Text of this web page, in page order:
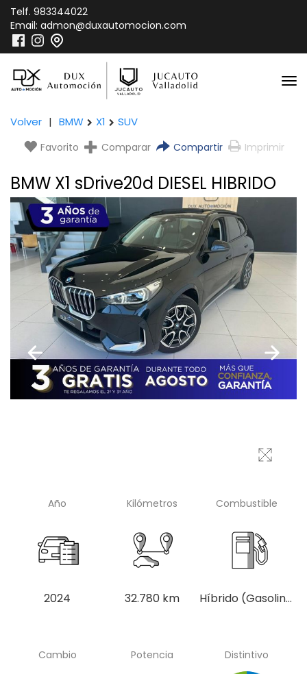
Telf. 983344022
Email: admon@duxautomocion.com
Volver | BMW X1 SUV
Favorito Comparar Compartir Imprimir
BMW X1 sDrive20d DIESEL HIBRIDO
Año
2024
Kilómetros
32.780 km
Combustible
Híbrido (Gasolina)
Cambio Potencia Distintivo